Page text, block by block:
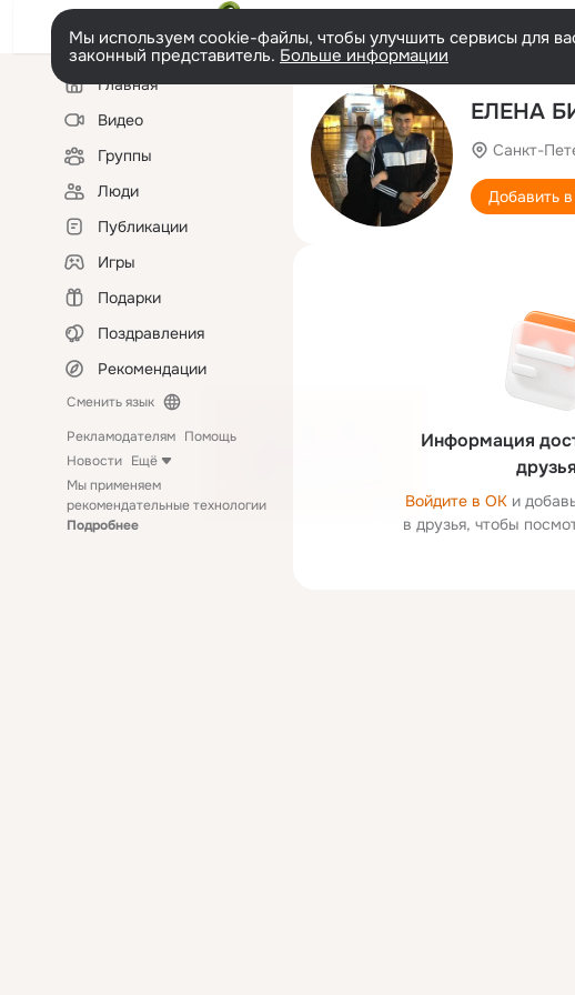
Мы используем cookie-файлы, чтобы улучшить сервисы для
законный представитель. Больше информации
Левая
колонкаГлавная
Видео
Группы
Люди
Публикации
Игры
Подарки
Поздравления
Рекомендации
Сменить язык
Рекламодателям Помощь
Новости Ещё
Мы применяем
рекомендательные технологии
Подробнее
ЕЛЕНА
Санкт-
Добавить
Информация
Войдите в ОК и
в друзья, чтобы